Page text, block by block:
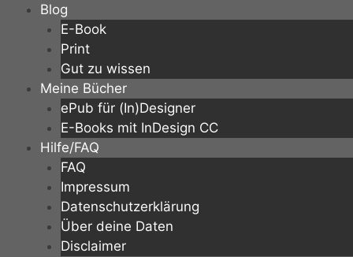
Zum
springen
Blog
E-Book
Print
Gut zu wissen
Meine Bücher
ePub für (In)Designer
E-Books mit InDesign CC
Hilfe/FAQ
FAQ
Impressum
Datenschutzerklärung
Über deine Daten
Disclaimer